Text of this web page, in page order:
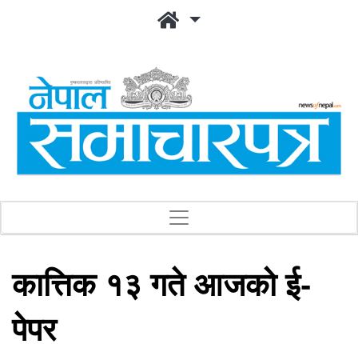
कात्तिक १३ गते आजको ई-
पेपर